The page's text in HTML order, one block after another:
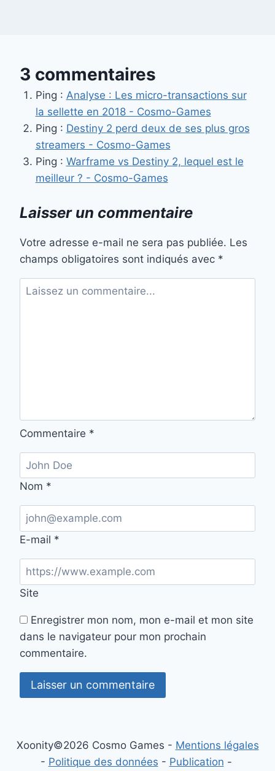
3 commentaires
Ping : Analyse : Les micro-transactions sur
la sellette en 2018 - Cosmo-Games
Ping : Destiny 2 perd deux de ses plus gros
streamers - Cosmo-Games
Ping : Warframe vs Destiny 2, lequel est le
meilleur ? - Cosmo-Games
Laisser un commentaire
Votre adresse e-mail ne sera pas publiée. Les
champs obligatoires sont indiqués avec *
Commentaire *
Nom *
E-mail *
Site
Enregistrer mon nom, mon e-mail et mon site
dans le navigateur pour mon prochain
commentaire.
Xoonity©2026 Cosmo Games - Mentions légales
- Politique des données - Publication -